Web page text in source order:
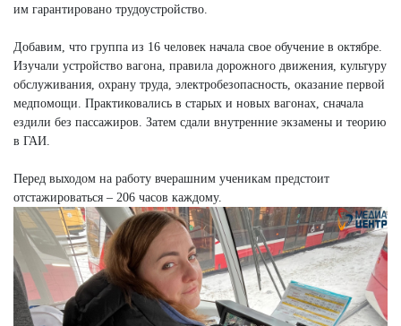
им гарантировано трудоустройство.
Добавим, что группа из 16 человек начала свое обучение в октябре.
Изучали устройство вагона, правила дорожного движения, культуру
обслуживания, охрану труда, электробезопасность, оказание первой
медпомощи. Практиковались в старых и новых вагонах, сначала
ездили без пассажиров. Затем сдали внутренние экзамены и теорию
в ГАИ.
Перед выходом на работу вчерашним ученикам предстоит
отстажироваться – 206 часов каждому.